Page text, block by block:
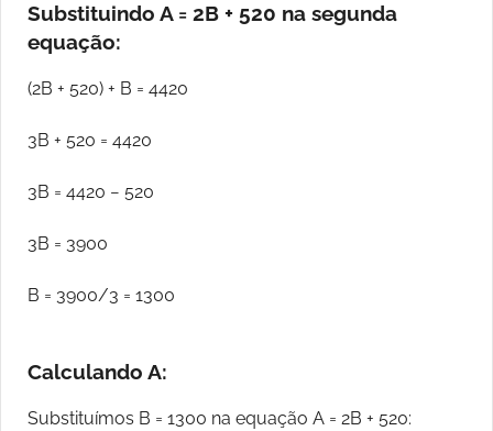
Substituindo A = 2B + 520 na segunda
equação:
(2B + 520) + B = 4420
3B + 520 = 4420
3B = 4420 − 520
3B = 3900
B = 3900/3​ = 1300
Calculando A:
Substituímos B = 1300 na equação A = 2B + 520: